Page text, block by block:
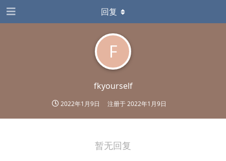
F
fkyourself
2022年1月9日 注册于2022年1月9日
回复
暂无回复